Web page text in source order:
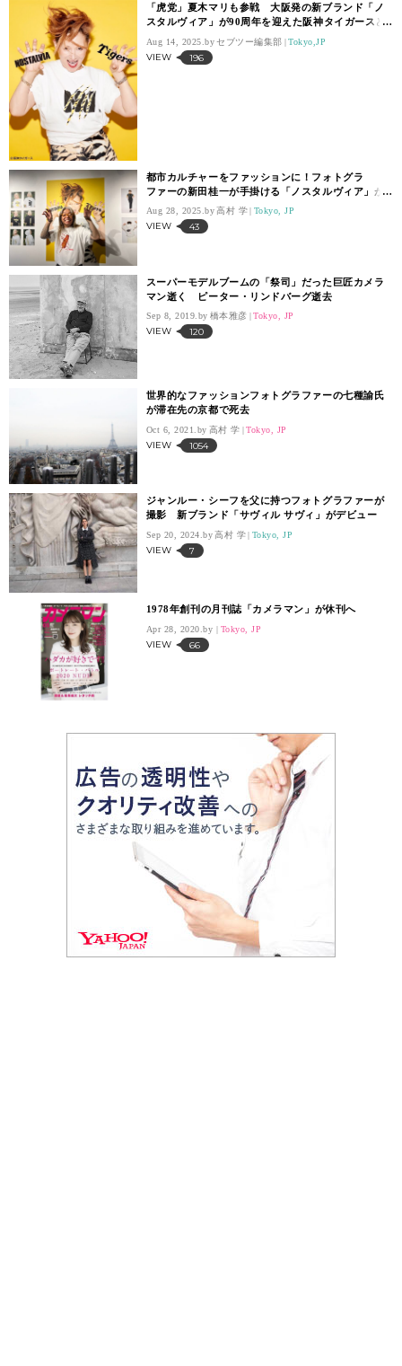
「虎党」夏木マリも参戦 大阪発の新ブランド「ノ
スタルヴィア」が90周年を迎えた阪神タイガースと
Aug 14, 2025. セブツー編集部 Tokyo,JP
VIEW 196
都市カルチャーをファッションに！フォトグラ
ファーの新田桂一が手掛ける「ノスタルヴィア」が
デビューエキシビション
Aug 28, 2025. 高村 学 Tokyo, JP
VIEW 43
スーパーモデルブームの「祭司」だった巨匠カメラ
マン逝く ピーター・リンドバーグ逝去
Sep 8, 2019. 橋本雅彦 Tokyo, JP
VIEW 120
世界的なファッションフォトグラファーの七種諭氏
が滞在先の京都で死去
Oct 6, 2021. 高村 学 Tokyo, JP
VIEW 1054
ジャンルー・シーフを父に持つフォトグラファーが
撮影 新ブランド「サヴィル サヴィ」がデビュー
Sep 20, 2024. 高村 学 Tokyo, JP
VIEW 7
1978年創刊の月刊誌「カメラマン」が休刊へ
Apr 28, 2020. Tokyo, JP
VIEW 66